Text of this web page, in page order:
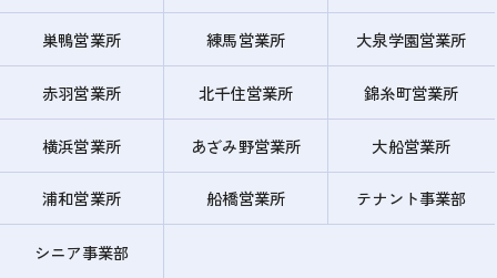
巣鴨営業所 練馬営業所 大泉学園営業所
赤羽営業所 北千住営業所 錦糸町営業所
横浜営業所 あざみ野営業所 大船営業所
浦和営業所 船橋営業所 テナント事業部
シニア事業部